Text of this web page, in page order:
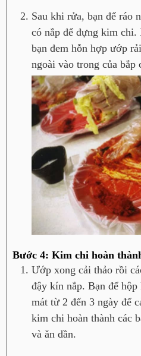
Sau khi rửa, bạn để ráo
có nắp để đựng kim
bạn đem hỗn hợp ướp
ngoài vào trong của bắp
Bước 4: Kim chi hoàn
Ướp xong cải thảo rồi
đậy kín nắp. Bạn để
mát từ 2 đến 3 ngày để
kim chi hoàn thành các
và ăn dần.